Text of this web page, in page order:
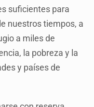
suficientes para
nuestros tiempos, a
a miles de
la pobreza y la
y países de